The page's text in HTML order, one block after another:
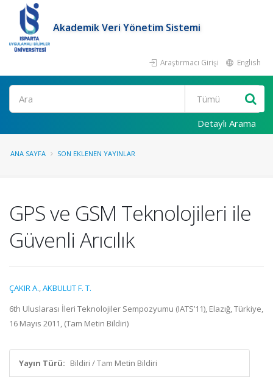
Akademik Veri Yönetim Sistemi
Araştırmacı Girişi English
Ara
Detaylı Arama
ANA SAYFA SON EKLENEN YAYINLAR
GPS ve GSM Teknolojileri ile
Güvenli Arıcılık
ÇAKIR A.,AKBULUT F. T.
6th Uluslarası İleri Teknolojiler Sempozyumu (IATS’11), Elazığ, Türkiye,
16 Mayıs 2011, (Tam Metin Bildiri)
Yayın Türü: Bildiri / Tam Metin Bildiri